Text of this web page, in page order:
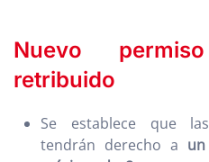
Nuevo
retribuido
Se establece que
tendrán derecho a